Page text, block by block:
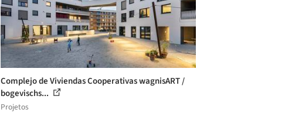
Complejo de Viviendas Cooperativas wagnisART /
bogevischs...
Projetos